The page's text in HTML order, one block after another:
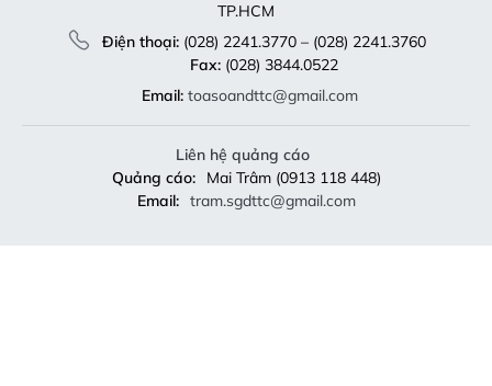
TP.HCM
Điện thoại:(028) 2241.3770 – (028) 2241.3760
Fax:(028) 3844.0522
Email: toasoandttc@gmail.com
Liên hệ quảng cáo
Quảng cáo:
Mai Trâm (0913 118 448)
Email: tram.sgdttc@gmail.com